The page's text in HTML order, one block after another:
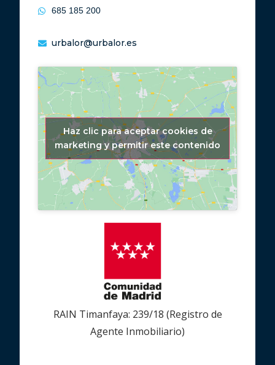
685 185 200
urbalor@urbalor.es
Haz clic para aceptar cookies de
marketing y permitir este contenido
RAIN Timanfaya: 239/18 (Registro de
Agente Inmobiliario)